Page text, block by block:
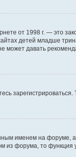
от 1998 г. —
детей младше
давать
именем на форуме,
из форума, то